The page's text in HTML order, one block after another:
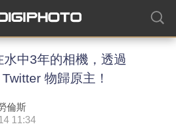
中3年的相機，透過
物歸原主！
倫斯
11:34